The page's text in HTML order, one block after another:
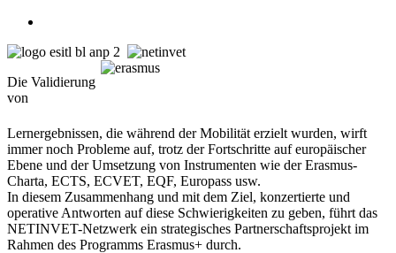
Die Validierung
von
Lernergebnissen, die während der Mobilität erzielt wurden, wirft
immer noch Probleme auf, trotz der Fortschritte auf europäischer
Ebene und der Umsetzung von Instrumenten wie der Erasmus-
Charta, ECTS, ECVET, EQF, Europass usw.
In diesem Zusammenhang und mit dem Ziel, konzertierte und
operative Antworten auf diese Schwierigkeiten zu geben, führt das
NETINVET-Netzwerk ein strategisches Partnerschaftsprojekt im
Rahmen des Programms Erasmus+ durch.